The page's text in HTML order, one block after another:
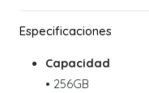
Capacidad
• 256GB